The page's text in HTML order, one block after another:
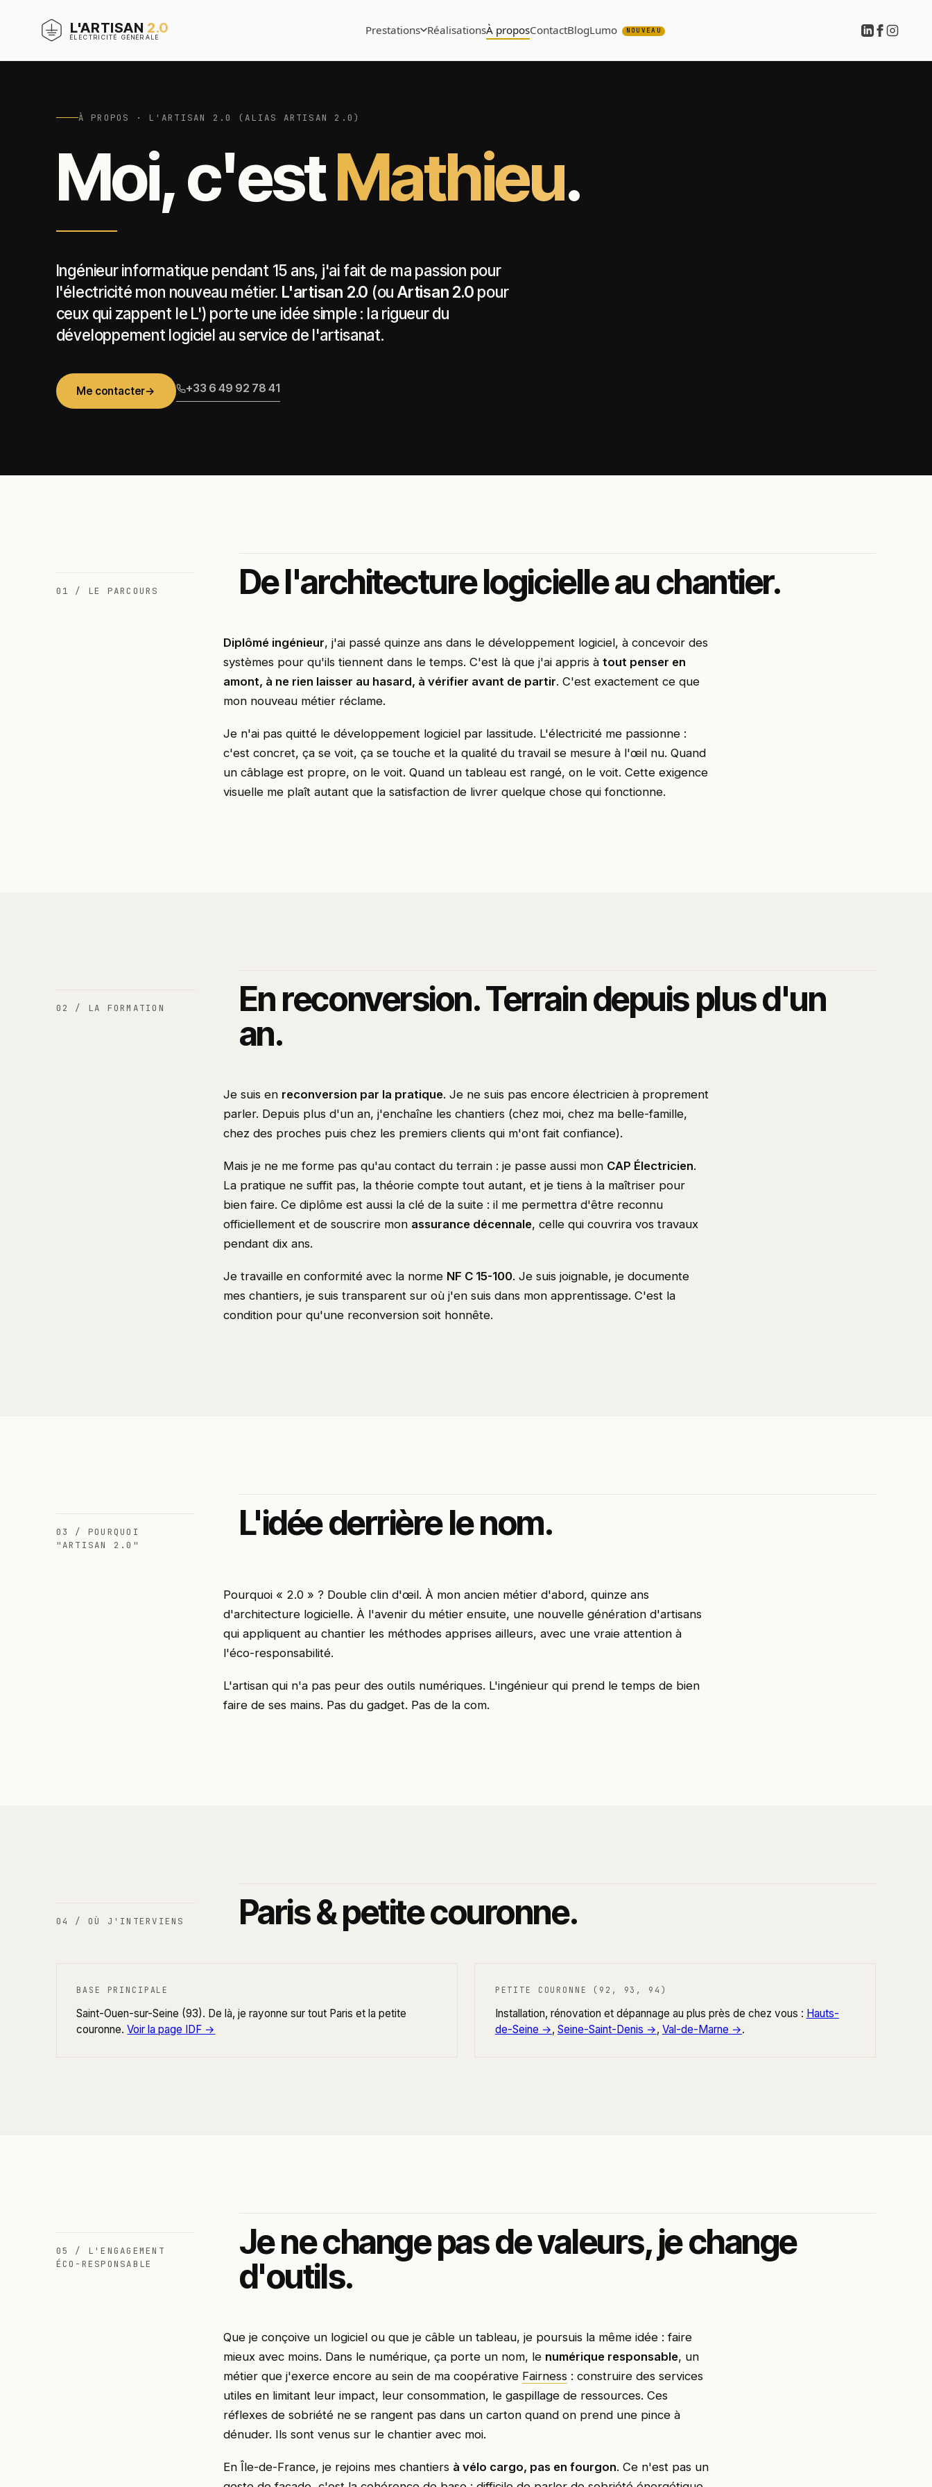
L'ARTISAN 2.0
ÉLECTRICITÉ GÉNÉRALE Prestations RéalisationsÀ proposContactBlogLumo NOUVEAU
À PROPOS · L'ARTISAN 2.0 (ALIAS ARTISAN 2.0)
Moi, c'estMathieu.
Ingénieur informatique pendant 15 ans, j'ai fait de ma passion pour
l'électricité mon nouveau métier. L'artisan 2.0 (ou Artisan 2.0 pour
ceux qui zappent le L') porte une idée simple : la rigueur du
développement logiciel au service de l'artisanat.
Me contacter→ +33 6 49 92 78 41
01 / LE PARCOURS De l'architecture logicielle au chantier.
Diplômé ingénieur, j'ai passé quinze ans dans le développement logiciel, à concevoir des
systèmes pour qu'ils tiennent dans le temps. C'est là que j'ai appris à tout penser en
amont, à ne rien laisser au hasard, à vérifier avant de partir. C'est exactement ce que
mon nouveau métier réclame.
Je n'ai pas quitté le développement logiciel par lassitude. L'électricité me passionne :
c'est concret, ça se voit, ça se touche et la qualité du travail se mesure à l'œil nu. Quand
un câblage est propre, on le voit. Quand un tableau est rangé, on le voit. Cette exigence
visuelle me plaît autant que la satisfaction de livrer quelque chose qui fonctionne.
02 / LA FORMATION
En reconversion. Terrain depuis plus d'un
an.
Je suis en reconversion par la pratique. Je ne suis pas encore électricien à proprement
parler. Depuis plus d'un an, j'enchaîne les chantiers (chez moi, chez ma belle-famille,
chez des proches puis chez les premiers clients qui m'ont fait confiance).
Mais je ne me forme pas qu'au contact du terrain : je passe aussi mon CAP Électricien.
La pratique ne suffit pas, la théorie compte tout autant, et je tiens à la maîtriser pour
bien faire. Ce diplôme est aussi la clé de la suite : il me permettra d'être reconnu
officiellement et de souscrire mon assurance décennale, celle qui couvrira vos travaux
pendant dix ans.
Je travaille en conformité avec la norme NF C 15-100. Je suis joignable, je documente
mes chantiers, je suis transparent sur où j'en suis dans mon apprentissage. C'est la
condition pour qu'une reconversion soit honnête.
03 / POURQUOI
"ARTISAN 2.0"
L'idée derrière le nom.
Pourquoi « 2.0 » ? Double clin d'œil. À mon ancien métier d'abord, quinze ans
d'architecture logicielle. À l'avenir du métier ensuite, une nouvelle génération d'artisans
qui appliquent au chantier les méthodes apprises ailleurs, avec une vraie attention à
l'éco-responsabilité.
L'artisan qui n'a pas peur des outils numériques. L'ingénieur qui prend le temps de bien
faire de ses mains. Pas du gadget. Pas de la com.
04 / OÙ J'INTERVIENS Paris & petite couronne.
BASE PRINCIPALE
Saint-Ouen-sur-Seine (93). De là, je rayonne sur tout Paris et la petite
couronne.Voir la page IDF →
PETITE COURONNE (92, 93, 94)
Installation, rénovation et dépannage au plus près de chez vous : Hauts-
de-Seine →, Seine-Saint-Denis →, Val-de-Marne →.
05 / L'ENGAGEMENT
ÉCO-RESPONSABLE
Je ne change pas de valeurs, je change
d'outils.
Que je conçoive un logiciel ou que je câble un tableau, je poursuis la même idée : faire
mieux avec moins. Dans le numérique, ça porte un nom, le numérique responsable, un
métier que j'exerce encore au sein de ma coopérative Fairness : construire des services
utiles en limitant leur impact, leur consommation, le gaspillage de ressources. Ces
réflexes de sobriété ne se rangent pas dans un carton quand on prend une pince à
dénuder. Ils sont venus sur le chantier avec moi.
En Île-de-France, je rejoins mes chantiers à vélo cargo, pas en fourgon. Ce n'est pas un